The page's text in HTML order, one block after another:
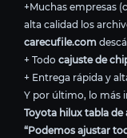
+Muchas empresas
alta calidad los
carecufile.com
+ Todo cajuste de
+ Entrega rápida y
Y por último, lo más
Toyota hilux tabla de
“Podemos ajustar